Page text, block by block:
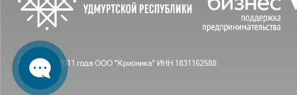
© С вами с 2011 года ООО "Крионика" ИНН 1831162588